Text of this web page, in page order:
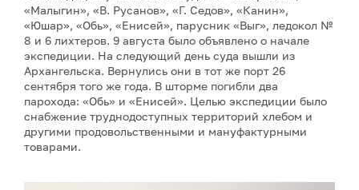
«Малыгин», «В. Русанов», «Г. Седов», «Канин»,
«Юшар», «Обь», «Енисей», парусник «Выг», ледокол №
8 и 6 лихтеров. 9 августа было объявлено о начале
экспедиции. На следующий день суда вышли из
Архангельска. Вернулись они в тот же порт 26
сентября того же года. В шторме погибли два
парохода: «Обь» и «Енисей». Целью экспедиции было
снабжение труднодоступных территорий хлебом и
другими продовольственными и мануфактурными
товарами.